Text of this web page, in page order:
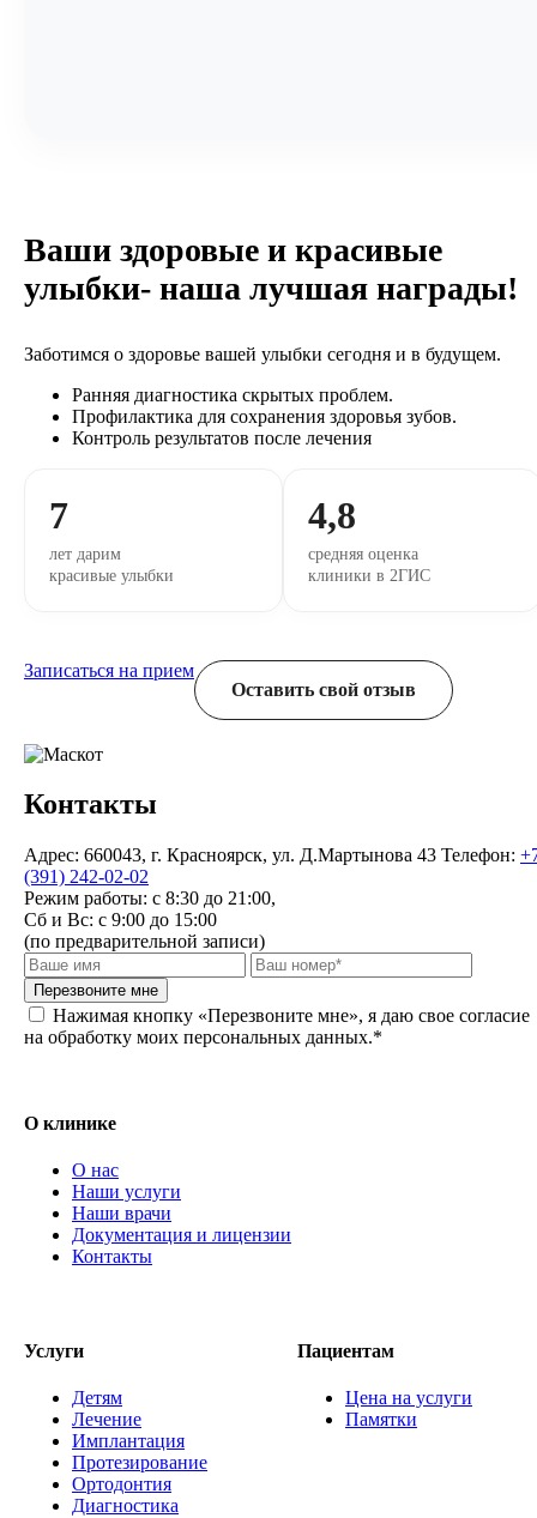
Ваши здоровые и красивые
улыбки- наша лучшая награды!
Заботимся о здоровье вашей улыбки сегодня и в будущем.
Ранняя диагностика скрытых проблем.
Профилактика для сохранения здоровья зубов.
Контроль результатов после лечения
7
лет дарим
красивые улыбки
4,8
средняя оценка
клиники в 2ГИС
Записаться на прием
Оставить свой отзыв
Контакты
Адрес: 660043, г. Красноярск, ул. Д.Мартынова 43 Телефон:
(391) 242-02-02
Режим работы: с 8:30 до 21:00,
Сб и Вс: с 9:00 до 15:00
(по предварительной записи)
Перезвоните мне
Нажимая кнопку «Перезвоните мне», я даю свое согласие
на обработку моих персональных данных.*
О клинике
О нас
Наши услуги
Наши врачи
Документация и лицензии
Контакты
Услуги
Детям
Лечение
Имплантация
Протезирование
Ортодонтия
Диагностика
Пациентам
Цена на услуги
Памятки